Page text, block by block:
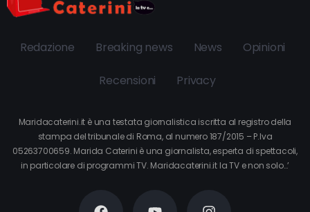
Redazione Breaking news News Opinioni
Recensioni Privacy
Maridacaterini.it è una testata giornalistica iscritta al registro della
stampa del tribunale di Roma, al numero 187/2015 – P.Iva
05263700659. Marida Caterini è una giornalista, esperta di spettacoli,
in particolare di programmi TV. Maridacaterini.it la TV e non solo…’